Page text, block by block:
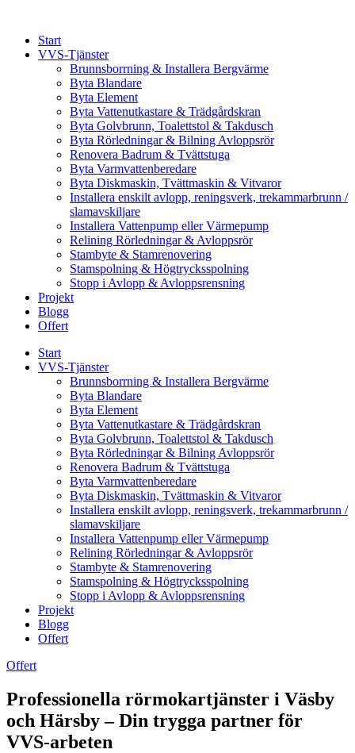
contentStart
VVS-Tjänster
Brunnsborrning & Installera Bergvärme
Byta Blandare
Byta Element
Byta Vattenutkastare & Trädgårdskran
Byta Golvbrunn, Toalettstol & Takdusch
Byta Rörledningar & Bilning Avloppsrör
Renovera Badrum & Tvättstuga
Byta Varmvattenberedare
Byta Diskmaskin, Tvättmaskin & Vitvaror
Installera enskilt avlopp, reningsverk, trekammarbrunn /
slamavskiljare
Installera Vattenpump eller Värmepump
Relining Rörledningar & Avloppsrör
Stambyte & Stamrenovering
Stamspolning & Högtrycksspolning
Stopp i Avlopp & Avloppsrensning
Projekt
Blogg
Offert
Start
VVS-Tjänster
Brunnsborrning & Installera Bergvärme
Byta Blandare
Byta Element
Byta Vattenutkastare & Trädgårdskran
Byta Golvbrunn, Toalettstol & Takdusch
Byta Rörledningar & Bilning Avloppsrör
Renovera Badrum & Tvättstuga
Byta Varmvattenberedare
Byta Diskmaskin, Tvättmaskin & Vitvaror
Installera enskilt avlopp, reningsverk, trekammarbrunn /
slamavskiljare
Installera Vattenpump eller Värmepump
Relining Rörledningar & Avloppsrör
Stambyte & Stamrenovering
Stamspolning & Högtrycksspolning
Stopp i Avlopp & Avloppsrensning
Projekt
Blogg
Offert
Offert
Professionella rörmokartjänster i Väsby
och Härsby – Din trygga partner för
VVS-arbeten